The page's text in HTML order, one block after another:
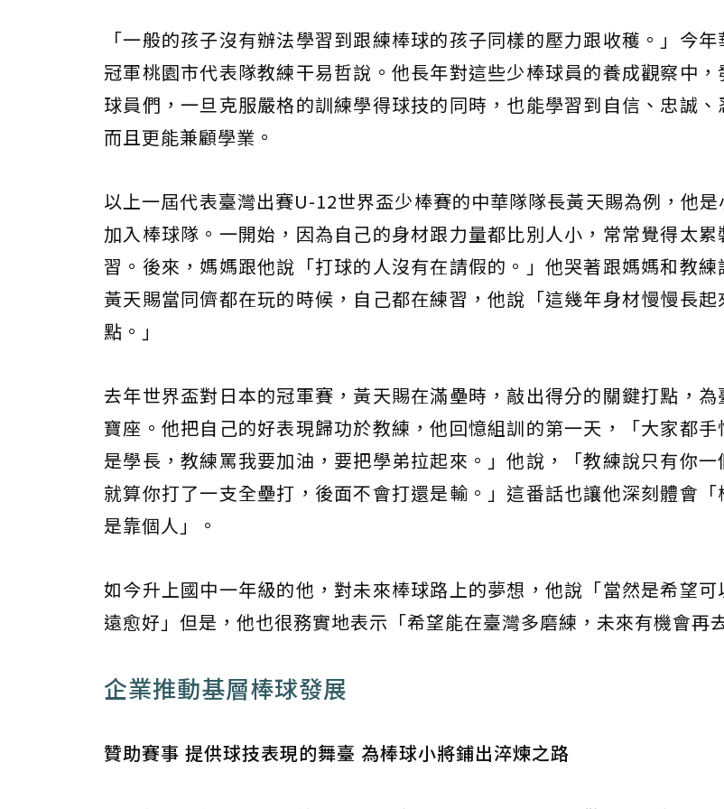
「一般的孩子沒有辦法學習到跟練棒球的孩子同樣的壓力跟收穫。」今
冠軍桃園市代表隊教練干易哲說。他長年對這些少棒球員的養成觀察中
球員們，一旦克服嚴格的訓練學得球技的同時，也能學習到自信、忠誠、
而且更能兼顧學業。
以上一屆代表臺灣出賽U-12世界盃少棒賽的中華隊隊長黃天賜為例，他
加入棒球隊。一開始，因為自己的身材跟力量都比別人小，常常覺得太
習。後來，媽媽跟他說「打球的人沒有在請假的。」他哭著跟媽媽和教練
黃天賜當同儕都在玩的時候，自己都在練習，他說「這幾年身材慢慢長
點。」
去年世界盃對日本的冠軍賽，黃天賜在滿壘時，敲出得分的關鍵打點，
寶座。他把自己的好表現歸功於教練，他回憶組訓的第一天，「大家都
是學長，教練罵我要加油，要把學弟拉起來。」他說，「教練說只有你一
就算你打了一支全壘打，後面不會打還是輸。」這番話也讓他深刻體會
是靠個人」。
如今升上國中一年級的他，對未來棒球路上的夢想，他說「當然是希望
遠愈好」但是，他也很務實地表示「希望能在臺灣多磨練，未來有機會再
企業推動基層棒球發展
贊助賽事 提供球技表現的舞臺 為棒球小將鋪出淬煉之路